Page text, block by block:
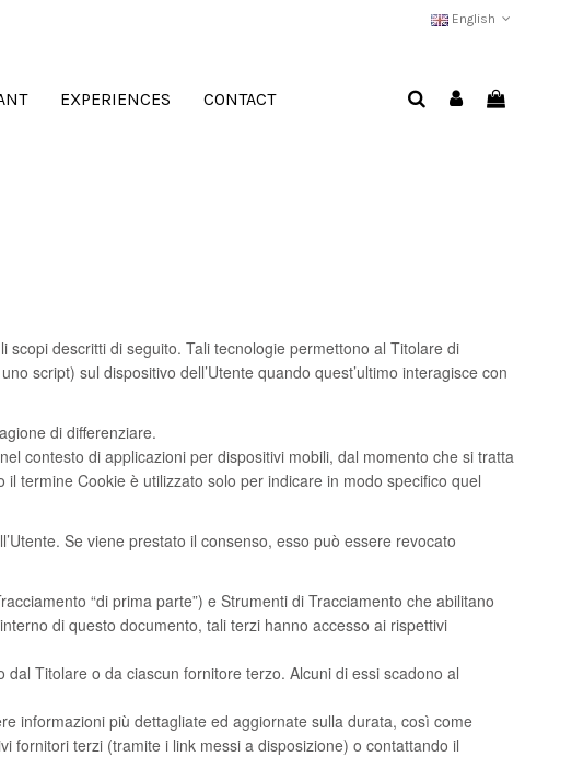
English
EXPERIENCES CONTACT
descritti di seguito. Tali tecnologie permettono al Titolare di
script) sul dispositivo dell’Utente quando quest’ultimo interagisce con
di differenziare.
contesto di applicazioni per dispositivi mobili, dal momento che si tratta
termine Cookie è utilizzato solo per indicare in modo specifico quel
Se viene prestato il consenso, esso può essere revocato
“di prima parte”) e Strumenti di Tracciamento che abilitano
di questo documento, tali terzi hanno accesso ai rispettivi
Titolare o da ciascun fornitore terzo. Alcuni di essi scadono al
informazioni più dettagliate ed aggiornate sulla durata, così come
fornitori terzi (tramite i link messi a disposizione) o contattando il